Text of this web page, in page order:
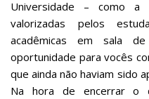
Universidade – como
valorizadas pelos
acadêmicas em sala
oportunidade para vocês
que ainda não haviam sido
Na hora de encerrar o